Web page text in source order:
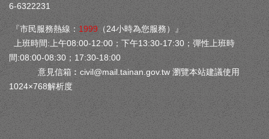
6-6322231
『市民服務熱線： 1999 （24小時為您服務）』
上班時間:上午08:00-12:00；下午13:30-17:30；彈性上班時
間:08:00-08:30；17:30-18:00
意見信箱︰ civil@mail.tainan.gov.tw 瀏覽本站建議使用
1024×768解析度